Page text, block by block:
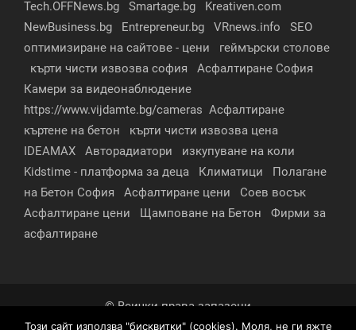
Tech.OFFNews.bg Smartage.bg
Kreativen.com
NewBusiness.bg
Entrepreneur.bg VRnews.info
SEO
оптимизиране на сайтове - цени
геймърски столове
кърти чисти извозва софия
Асфалтиране София
Камери за видеонаблюдение
https://www.vijdamte.bg/cameras Асфалтиране
къртене на бетон
кърти чисти извозва цена
IDEAMAX
Авторадиатори
изкупуване на коли
Kidstime - платформа за деца
Климатици
Полагане
на Бетон София
Асфалтиране цени
Соев восък
Асфалтиране цени
Щамповане на Бетон
Фирми за
асфалтиране
© Всички права запазени
Този сайт използва "бисквитки" (cookies). Моля, не ги яжте